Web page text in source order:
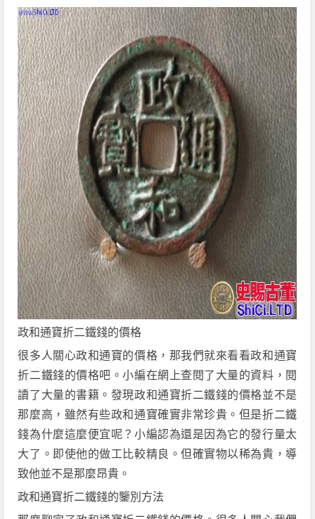
政和通寶折二鐵錢的價格
很多人關心政和通寶的價格，那我們就來看看政和通寶
折二鐵錢的價格吧。小編在網上查閱了大量的資料，閱
讀了大量的書籍。發現政和通寶折二鐵錢的價格並不是
那麼高，雖然有些政和通寶確實非常珍貴。但是折二鐵
錢為什麼這麼便宜呢？小編認為還是因為它的發行量太
大了。即使他的做工比較精良。但確實物以稀為貴，導
致他並不是那麼昂貴。
政和通寶折二鐵錢的鑒別方法